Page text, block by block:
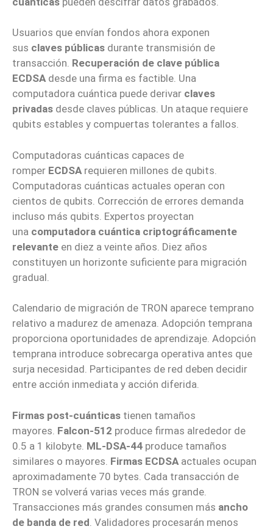
Usuarios que envían fondos ahora exponen
sus claves públicas durante transmisión de
transacción. Recuperación de clave pública
ECDSAdesde una firma es factible. Una
computadora cuántica puede derivar claves
privadas desde claves públicas. Un ataque requiere
qubits estables y compuertas tolerantes a fallos.
Computadoras cuánticas capaces de
romper ECDSA requieren millones de qubits.
Computadoras cuánticas actuales operan con
cientos de qubits. Corrección de errores demanda
incluso más qubits. Expertos proyectan
una computadora cuántica criptográficamente
relevante en diez a veinte años. Diez años
constituyen un horizonte suficiente para migración
gradual.
Calendario de migración de TRON aparece temprano
relativo a madurez de amenaza. Adopción temprana
proporciona oportunidades de aprendizaje. Adopción
temprana introduce sobrecarga operativa antes que
surja necesidad. Participantes de red deben decidir
entre acción inmediata y acción diferida.
Firmas post-cuánticas tienen tamaños
mayores. Falcon-512 produce firmas alrededor de
0.5 a 1 kilobyte. ML-DSA-44 produce tamaños
similares o mayores. Firmas ECDSA actuales ocupan
aproximadamente 70 bytes. Cada transacción de
TRON se volverá varias veces más grande.
Transacciones más grandes consumen más ancho
de banda de red . Validadores procesarán menos